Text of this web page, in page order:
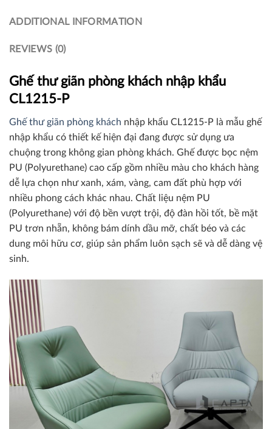
ADDITIONAL INFORMATION
REVIEWS (0)
Ghế thư giãn phòng khách nhập khẩu
CL1215-P
Ghế thư giãn phòng khách nhập khẩu CL1215-P là mẫu ghế
nhập khẩu có thiết kế hiện đại đang được sử dụng ưa
chuộng trong không gian phòng khách. Ghế được bọc nệm
PU (Polyurethane) cao cấp gồm nhiều màu cho khách hàng
dễ lựa chọn như xanh, xám, vàng, cam đất phù hợp với
nhiều phong cách khác nhau. Chất liệu nệm PU
(Polyurethane) với độ bền vượt trội, độ đàn hồi tốt, bề mặt
PU trơn nhẵn, không bám dính dầu mỡ, chất béo và các
dung môi hữu cơ, giúp sản phẩm luôn sạch sẽ và dễ dàng vệ
sinh.